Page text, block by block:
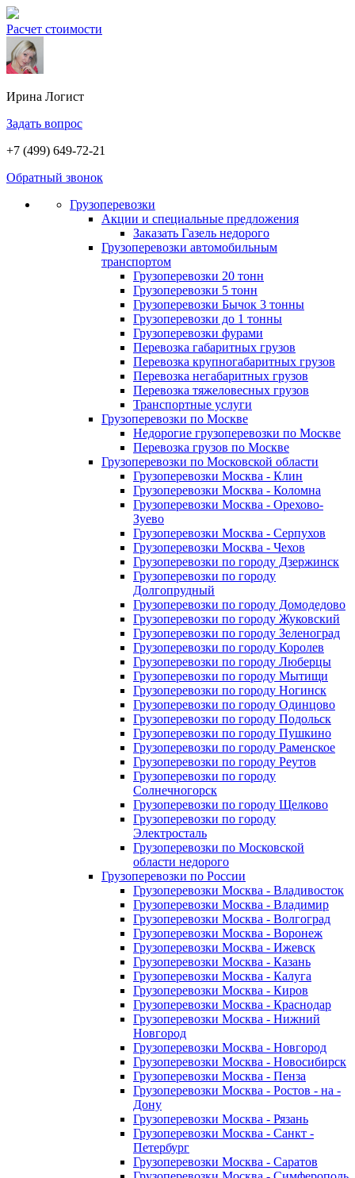
Расчет стоимости
Ирина Логист
Задать вопрос
+7 (499) 649-72-21
Обратный звонок
Грузоперевозки
Акции и специальные предложения
Заказать Газель недорого
Грузоперевозки автомобильным
транспортом
Грузоперевозки 20 тонн
Грузоперевозки 5 тонн
Грузоперевозки Бычок 3 тонны
Грузоперевозки до 1 тонны
Грузоперевозки фурами
Перевозка габаритных грузов
Перевозка крупногабаритных грузов
Перевозка негабаритных грузов
Перевозка тяжеловесных грузов
Транспортные услуги
Грузоперевозки по Москве
Недорогие грузоперевозки по Москве
Перевозка грузов по Москве
Грузоперевозки по Московской области
Грузоперевозки Москва - Клин
Грузоперевозки Москва - Коломна
Грузоперевозки Москва - Орехово-
Зуево
Грузоперевозки Москва - Серпухов
Грузоперевозки Москва - Чехов
Грузоперевозки по городу Дзержинск
Грузоперевозки по городу
Долгопрудный
Грузоперевозки по городу Домодедово
Грузоперевозки по городу Жуковский
Грузоперевозки по городу Зеленоград
Грузоперевозки по городу Королев
Грузоперевозки по городу Люберцы
Грузоперевозки по городу Мытищи
Грузоперевозки по городу Ногинск
Грузоперевозки по городу Одинцово
Грузоперевозки по городу Подольск
Грузоперевозки по городу Пушкино
Грузоперевозки по городу Раменское
Грузоперевозки по городу Реутов
Грузоперевозки по городу
Солнечногорск
Грузоперевозки по городу Щелково
Грузоперевозки по городу
Электросталь
Грузоперевозки по Московской
области недорого
Грузоперевозки по России
Грузоперевозки Москва - Владивосток
Грузоперевозки Москва - Владимир
Грузоперевозки Москва - Волгоград
Грузоперевозки Москва - Воронеж
Грузоперевозки Москва - Ижевск
Грузоперевозки Москва - Казань
Грузоперевозки Москва - Калуга
Грузоперевозки Москва - Киров
Грузоперевозки Москва - Краснодар
Грузоперевозки Москва - Нижний
Новгород
Грузоперевозки Москва - Новгород
Грузоперевозки Москва - Новосибирск
Грузоперевозки Москва - Пенза
Грузоперевозки Москва - Ростов - на -
Дону
Грузоперевозки Москва - Рязань
Грузоперевозки Москва - Санкт -
Петербург
Грузоперевозки Москва - Саратов